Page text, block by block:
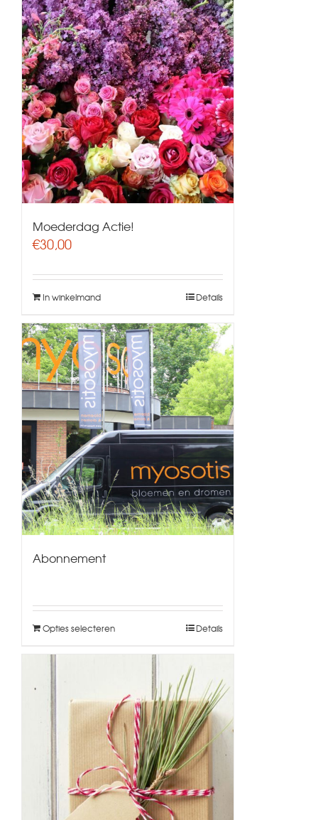
Moederdag Actie!
€30,00
In winkelmand Details
Abonnement
Opties selecteren Details